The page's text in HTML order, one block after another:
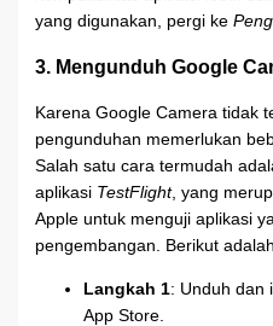
yang digunakan, pergi ke
3. Mengunduh Google
Karena Google Camera tidak
pengunduhan memerlukan
Salah satu cara termudah
aplikasi TestFlight, yang
Apple untuk menguji aplikasi
pengembangan. Berikut
Langkah 1: Unduh dan
App Store.